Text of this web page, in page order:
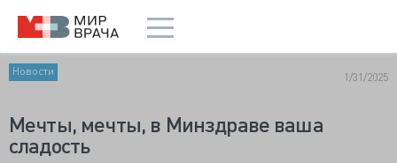
Новости 1/31/2025
Мечты, мечты, в Минздраве ваша
сладость